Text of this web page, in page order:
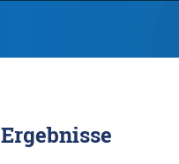
Ergebnisse